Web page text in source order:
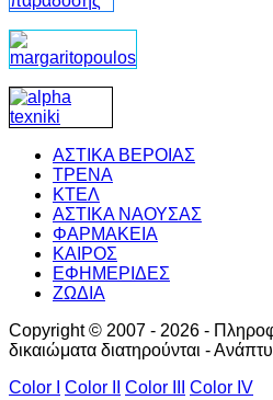
ΑΣΤΙΚΑ ΒΕΡΟΙΑΣ
ΤΡΕΝΑ
ΚΤΕΛ
ΑΣΤΙΚΑ ΝΑΟΥΣΑΣ
ΦΑΡΜΑΚΕΙΑ
ΚΑΙΡΟΣ
ΕΦΗΜΕΡΙΔΕΣ
ΖΩΔΙΑ
Copyright © 2007 - 2026 -
δικαιώματα διατηρούνται -
Color I
Color II Color III Color IV